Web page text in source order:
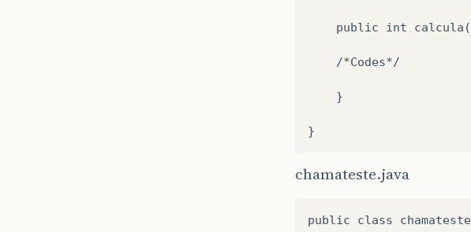
public int
    /*Codes*/
    }
chamateste.java
public class